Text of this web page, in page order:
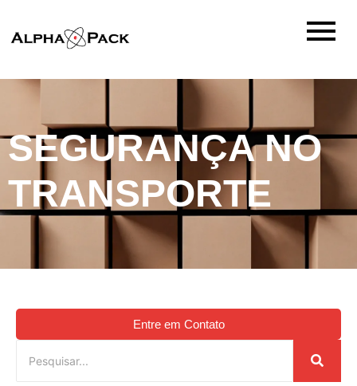
SEGURANÇA NO
TRANSPORTE
Entre em Contato